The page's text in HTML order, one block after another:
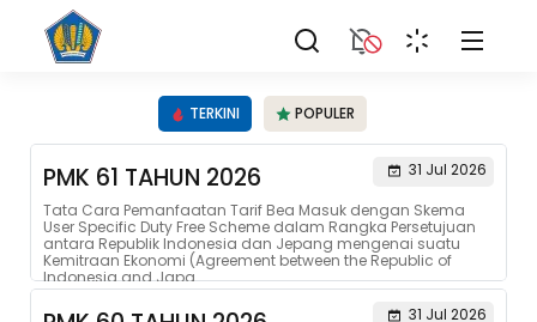
TERKINI POPULER
PMK 61 TAHUN 2026
31 Jul 2026
Tata Cara Pemanfaatan Tarif Bea Masuk dengan Skema
User Specific Duty Free Scheme dalam Rangka Persetujuan
antara Republik Indonesia dan Jepang mengenai suatu
Kemitraan Ekonomi (Agreement between the Republic of
Indonesia and Japa...
31 Jul 2026